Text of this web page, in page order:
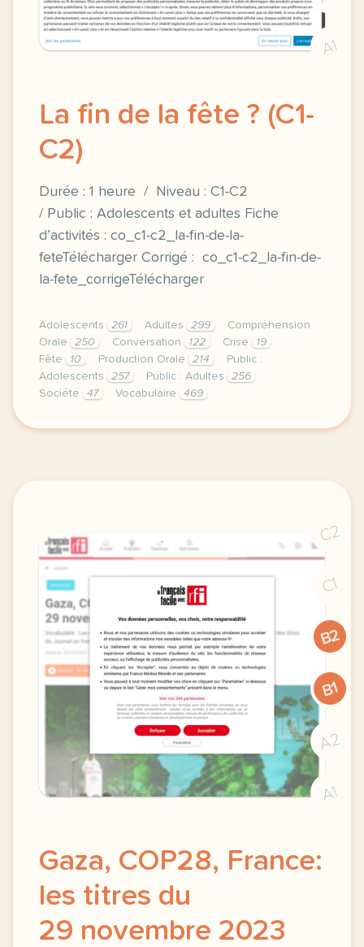
A1
La fin de la fête ? (C1-
C2)
Durée : 1 heure / Niveau : C1-C2
/ Public : Adolescents et adultes Fiche
d’activités : co_c1-c2_la-fin-de-la-
feteTélécharger Corrigé : co_c1-c2_la-fin-de-
la-fete_corrigeTélécharger
Adolescents 261 Adultes 299
Compréhension
Orale
250 Conversation 122 Crise
19
Fête
10 Production Orale 214
Public :
Adolescents
257 Public : Adultes
256
Société
47 Vocabulaire 469
duree 1 heure niveau c1 c2 public adolescents
C2
C1
B2
B1
A2
A1
Gaza, COP28, France:
les titres du
29 novembre 2023